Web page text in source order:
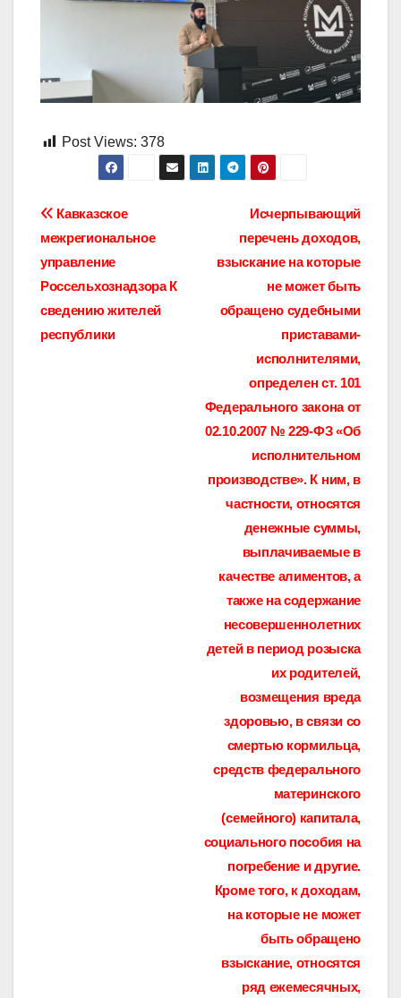
Post Views: 378
Навигация
по
записям
Исчерпывающий
перечень доходов,
взыскание на которые
не может быть
обращено судебными
приставами-
исполнителями,
определен ст. 101
Федерального закона от
02.10.2007 № 229-ФЗ «Об
исполнительном
производстве». К ним, в
частности, относятся
денежные суммы,
выплачиваемые в
качестве алиментов, а
также на содержание
несовершеннолетних
детей в период розыска
их родителей,
возмещения вреда
здоровью, в связи со
смертью кормильца,
средств федерального
материнского
(семейного) капитала,
социального пособия на
погребение и другие.
Кроме того, к доходам,
на которые не может
быть обращено
взыскание, относятся
ряд ежемесячных,
Кавказское
межрегиональное
управление
Россельхознадзора К
сведению жителей
республики